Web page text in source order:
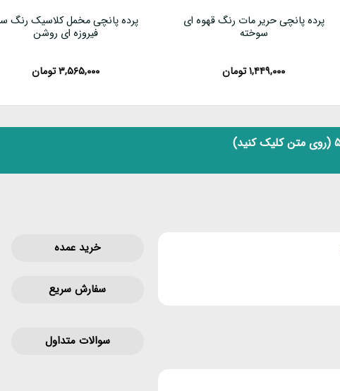
پرده پانچی حریر مات رنگ قهوه ای
سوخته
۱,۴۴۹,۰۰۰تومان
پرده پانچی مخمل کلاسیک رنگ
فیروزه ای روشن
۳,۵۶۵,۰۰۰تومان
(روی متن کلیک کنید)
خرید عمده
سفارش سریع
سوالات متداول